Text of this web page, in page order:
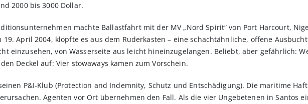
2000 bis 3000 Dollar.
machte Ballastfahrt mit der MV „Nord Spirit“ von Port Harcourt,
19. April 2004, klopfte es aus dem Ruderkasten – eine schachtähnliche, offene
einzusehen, von Wasserseite aus leicht hineinzugelangen. Beliebt, aber gefährlich:
Deckel auf: Vier stowaways kamen zum Vorschein.
P&I-Klub (Protection and Indemnity, Schutz und Entschädigung). Die maritime
Agenten vor Ort übernehmen den Fall. Als die vier Ungebetenen in Santos